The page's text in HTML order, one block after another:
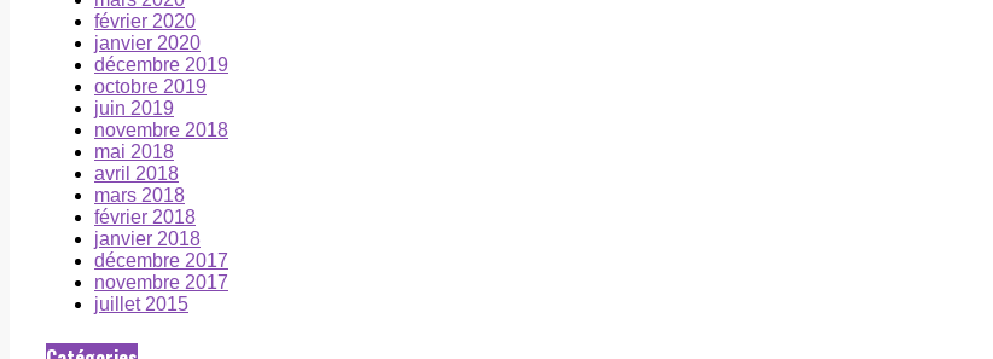
février 2020
janvier 2020
décembre 2019
octobre 2019
juin 2019
novembre 2018
mai 2018
avril 2018
mars 2018
février 2018
janvier 2018
décembre 2017
novembre 2017
juillet 2015